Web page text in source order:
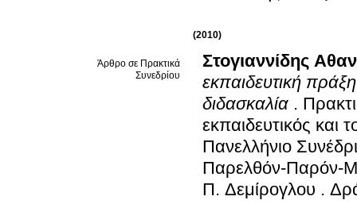
(2010)
Άρθρο σε Πρακτικά
Συνεδρίου
Στογιαννίδης
εκπαιδευτική
διδασκαλία .
εκπαιδευτικός
Πανελλήνιο
Παρελθόν-Παρόν-
Π. Δεμίρογλου .